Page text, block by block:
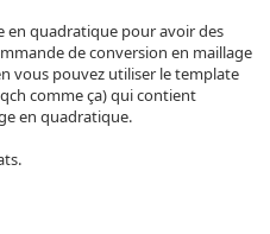
en quadratique pour avoir des
de conversion en maillage
vous pouvez utiliser le template
comme ça) qui contient
en quadratique.